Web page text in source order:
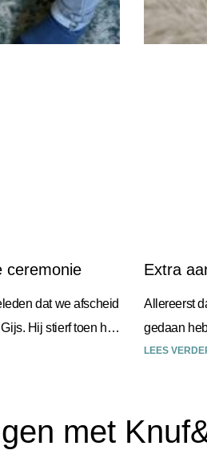
ceremonie
dat we afscheid
Hij stierf toen hij
Extra
Allereerst
gedaan
fijn dat we
LEES
met